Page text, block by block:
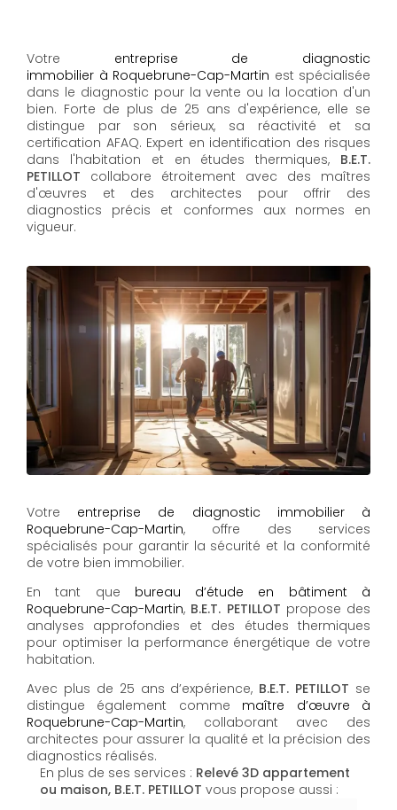
Votre entreprise de diagnostic
immobilier à Roquebrune-Cap-Martin est spécialisée
dans le diagnostic pour la vente ou la location d'un
bien. Forte de plus de 25 ans d'expérience, elle se
distingue par son sérieux, sa réactivité et sa
certification AFAQ. Expert en identification des risques
dans l'habitation et en études thermiques, B.E.T.
PETILLOT collabore étroitement avec des maîtres
d'œuvres et des architectes pour offrir des
diagnostics précis et conformes aux normes en
vigueur.
Votre entreprise de diagnostic immobilier à
Roquebrune-Cap-Martin, offre des services
spécialisés pour garantir la sécurité et la conformité
de votre bien immobilier.
En tant que bureau d’étude en bâtiment à
Roquebrune-Cap-Martin, B.E.T. PETILLOT propose des
analyses approfondies et des études thermiques
pour optimiser la performance énergétique de votre
habitation.
Avec plus de 25 ans d’expérience, B.E.T. PETILLOT se
distingue également comme maître d’œuvre à
Roquebrune-Cap-Martin, collaborant avec des
architectes pour assurer la qualité et la précision des
diagnostics réalisés.
En plus de ses services : Relevé 3D appartement
ou maison, B.E.T. PETILLOT vous propose aussi :